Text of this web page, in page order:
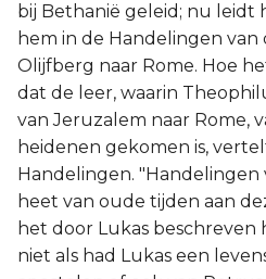
Prediker
Joël
Jona
Hábakuk
bij Bethanië geleid; nu leidt
hem in de Handelingen van
Olijfberg naar Rome. Hoe
dat de leer, waarin
van Jeruzalem naar Rome,
heidenen gekomen is,
Handelingen. "Handelingen
heet van oude tijden aan
het door Lukas beschreven
niet als had Lukas een